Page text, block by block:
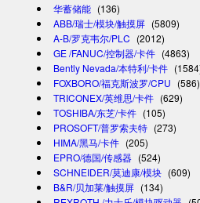
华蓄储能 (136)
ABB/瑞士/模块/触摸屏 (5809)
A-B/罗克韦尔/PLC (2012)
GE /FANUC/控制器/卡件 (4863)
Bently Nevada/本特利/卡件
FOXBORO/福克斯波罗/CPU (586)
TRICONEX/英维思/卡件 (629)
TOSHIBA/东芝/卡件 (105)
PROSOFT/普罗索夫特 (273)
HIMA/黑马/卡件 (205)
EPRO/德国/传感器 (524)
SCHNEIDER/莫迪康/模块 (609)
B&R/贝加莱/触摸屏 (134)